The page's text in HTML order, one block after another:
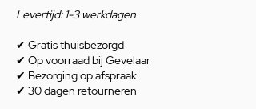
Levertijd: 1-3 werkdagen
✔ Gratis thuisbezorgd
✔ Op voorraad bij Gevelaar
✔ Bezorging op afspraak
✔ 30 dagen retourneren